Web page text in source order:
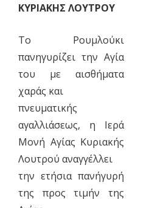
ΚΥΡΙΑΚΗΣ ΛΟΥΤΡΟΥ
Το Ρουμλούκι
πανηγυρίζει την Αγία
του με αισθήματα
χαράς και
πνευματικής
αγαλλιάσεως, η Ιερά
Μονή Αγίας Κυριακής
Λουτρού αναγγέλλει
την ετήσια πανήγυρή
της προς τιμήν της